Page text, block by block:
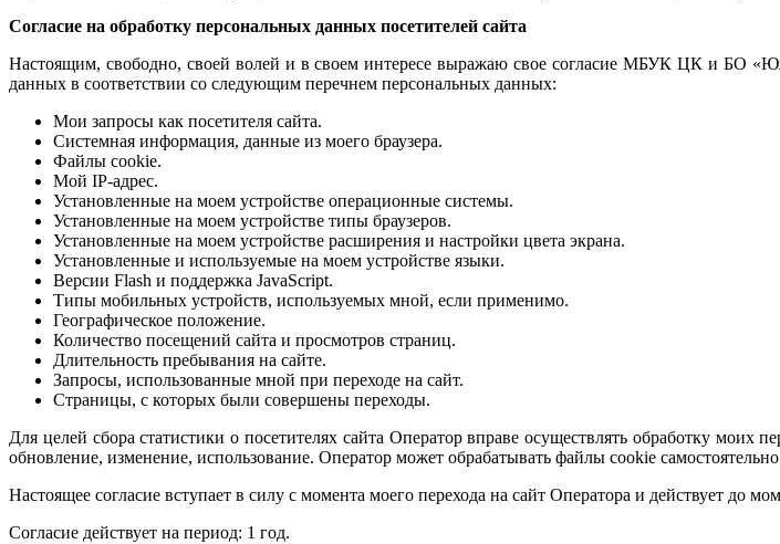
Согласие на обработку персональных данных посетителей сайта
Настоящим, свободно, своей волей и в своем интересе выражаю свое согласие МБУК ЦК и БО
данных в соответствии со следующим перечнем персональных данных:
Мои запросы как посетителя сайта.
Системная информация, данные из моего браузера.
Файлы cookie.
Мой IP-адрес.
Установленные на моем устройстве операционные системы.
Установленные на моем устройстве типы браузеров.
Установленные на моем устройстве расширения и настройки цвета экрана.
Установленные и используемые на моем устройстве языки.
Версии Flash и поддержка JavaScript.
Типы мобильных устройств, используемых мной, если применимо.
Географическое положение.
Количество посещений сайта и просмотров страниц.
Длительность пребывания на сайте.
Запросы, использованные мной при переходе на сайт.
Страницы, с которых были совершены переходы.
Для целей сбора статистики о посетителях сайта Оператор вправе осуществлять обработку
обновление, изменение, использование. Оператор может обрабатывать файлы cookie
Настоящее согласие вступает в силу с момента моего перехода на сайт Оператора и действует до
Согласие действует на период: 1 год.